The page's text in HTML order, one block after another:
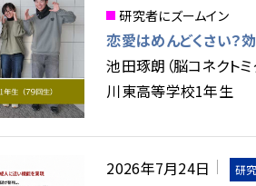
研究者にズームイン
恋愛はめんどくさい？
池田琢朗（脳コネクト
川東高等学校1年生
2026年7月24日 研